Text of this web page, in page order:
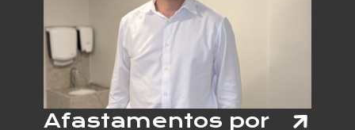
Afastamentos por